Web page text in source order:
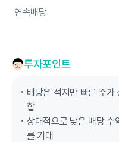
연속배당
투자포인트
배당은 적지만 빠른 주가
합
상대적으로 낮은 배당 수
를 기대